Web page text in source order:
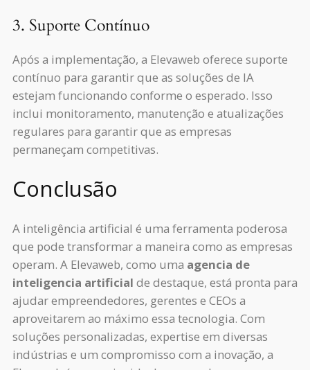
3. Suporte Contínuo
Após a implementação, a Elevaweb oferece suporte
contínuo para garantir que as soluções de IA
estejam funcionando conforme o esperado. Isso
inclui monitoramento, manutenção e atualizações
regulares para garantir que as empresas
permaneçam competitivas.
Conclusão
A inteligência artificial é uma ferramenta poderosa
que pode transformar a maneira como as empresas
operam. A Elevaweb, como uma agencia de
inteligencia artificial de destaque, está pronta para
ajudar empreendedores, gerentes e CEOs a
aproveitarem ao máximo essa tecnologia. Com
soluções personalizadas, expertise em diversas
indústrias e um compromisso com a inovação, a